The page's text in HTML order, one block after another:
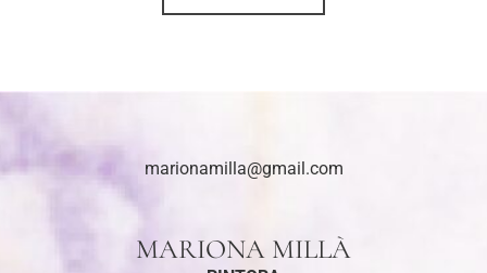
marionamilla@gmail.com
MARIONA MILLÀ